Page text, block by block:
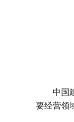
中国
要经营领